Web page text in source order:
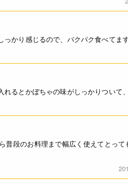
かり感じるので、パクパク食べてます
るとかぼちゃの味がしっかりついて
普段のお料理まで幅広く使えてとっ